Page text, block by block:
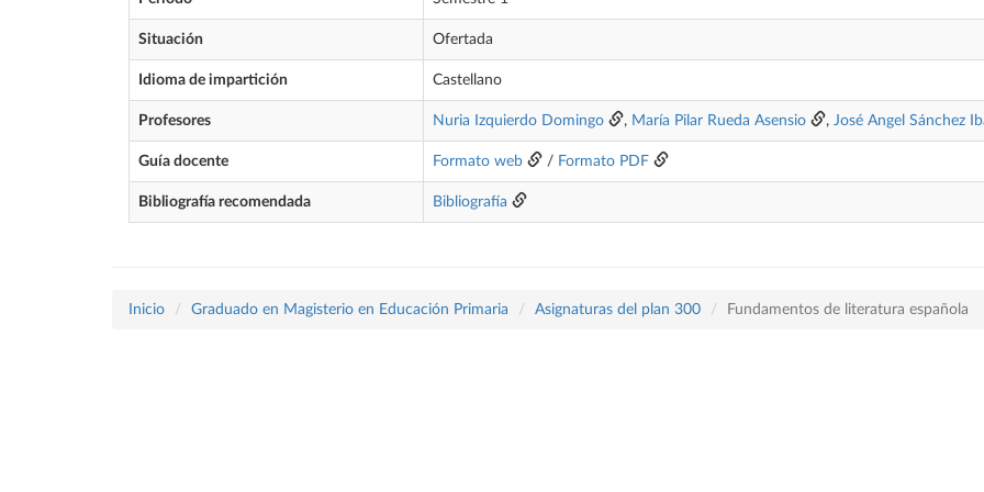
Situación Ofertada
Idioma de impartición Castellano
Profesores Nuria Izquierdo Domingo , María Pilar Rueda Asensio , José Angel Sánchez
Guía docente Formato web / Formato PDF
Bibliografía recomendada Bibliografía
Inicio Graduado en Magisterio en Educación Primaria Asignaturas del plan 300 Fundamentos de literatura española